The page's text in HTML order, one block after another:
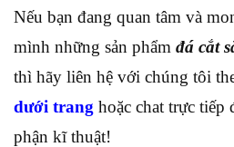
Nếu bạn đang quan tâm và
mình những sản phẩm đá cắt
thì hãy liên hệ với chúng tôi
dưới trang hoặc chat trực tiếp
phận kĩ thuật!